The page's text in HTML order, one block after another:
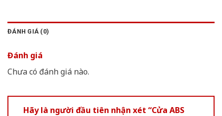
ĐÁNH GIÁ (0)
Đánh giá
Chưa có đánh giá nào.
Hãy là người đầu tiên nhận xét “Cửa ABS